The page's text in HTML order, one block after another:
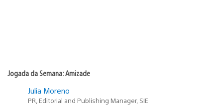
Jogada da Semana: Amizade
Julia Moreno
PR, Editorial and Publishing Manager, SIE